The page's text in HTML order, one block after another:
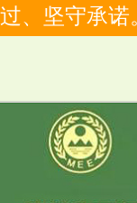
、坚守承诺